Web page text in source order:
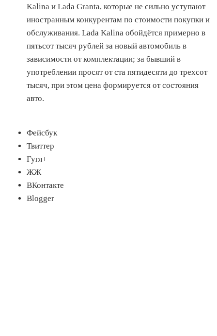
Kalina и Lada Granta, которые не сильно уступают
иностранным конкурентам по стоимости покупки и
обслуживания. Lada Kalina обойдётся примерно в
пятьсот тысяч рублей за новый автомобиль в
зависимости от комплектации; за бывший в
употреблении просят от ста пятидесяти до трехсот
тысяч, при этом цена формируется от состояния
авто.
Фейсбук
Твиттер
Гугл+
ЖЖ
ВКонтакте
Blogger